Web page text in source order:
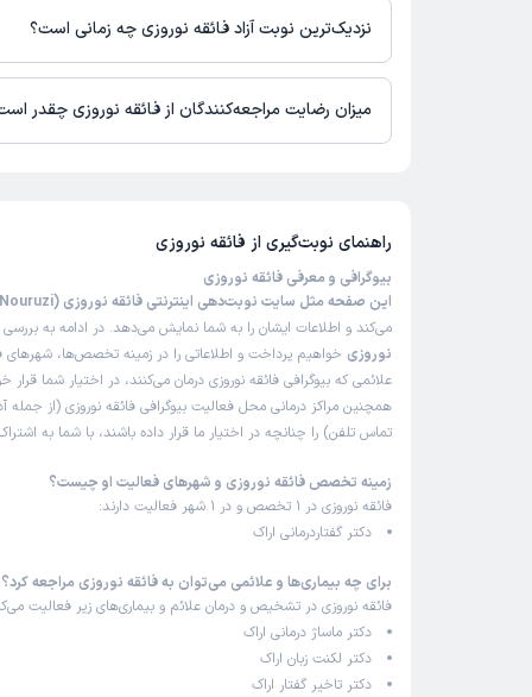
برای دریافت اطلاعات دقیق‌تر، لطفاً با مطب تماس بگیرید.
نزدیک‌ترین نوبت آزاد فائقه نوروزی چه زمانی است؟
زمان نوبت‌دهی و پذیرش بیماران با هماهنگی مطب مشخص می‌شود.
میزان رضایت مراجعه‌کنندگان از فائقه نوروزی چقدر
راهنمای نوبت‌گیری از فائقه نوروزی
بیوگرافی و معرفی فائقه نوروزی
این صفحه مثل سایت نوبت‌دهی اینترنتی فائقه نوروزی (Faeghe Nouruzi)
می‌کند و اطلاعات ایشان را به شما نمایش می‌دهد. در ادامه به بررسی
نوروزی خواهیم پرداخت و اطلاعاتی را در زمینه تخصص‌ها، شهرهای
علائمی که بیوگرافی فائقه نوروزی درمان می‌کنند، در اختیار شما قرار
همچنین مراکز درمانی محل فعالیت بیوگرافی فائقه نوروزی (از
تماس تلفن) را چنانچه در اختیار ما قرار داده باشند، با شما به
زمینه تخصص فائقه نوروزی و شهرهای فعالیت او چیست؟
فائقه نوروزی در 1 تخصص و در 1 شهر فعالیت دارند:
دکتر گفتاردرمانی اراک
برای چه بیماری‌ها و علائمی می‌توان به فائقه نوروزی مراجعه کرد؟
فائقه نوروزی در تشخیص و درمان علائم و بیماری‌های زیر فعالیت
دکتر ماساژ درمانی اراک
دکتر لکنت زبان اراک
دکتر تاخیر گفتار اراک